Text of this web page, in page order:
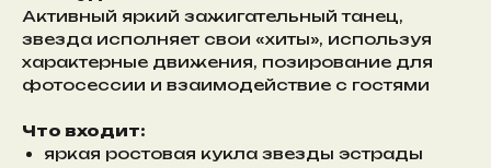
Активный яркий зажигательный танец,
звезда исполняет свои «хиты», используя
характерные движения, позирование для
фотосессии и взаимодействие с гостями
Что входит:
яркая ростовая кукла звезды эстрады